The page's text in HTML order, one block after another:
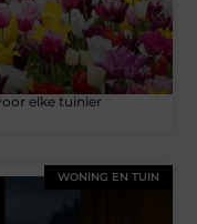
elke tuinier
WONING EN TUIN